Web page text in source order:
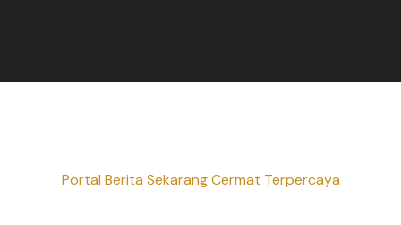
Portal Berita Sekarang Cermat Terpercaya